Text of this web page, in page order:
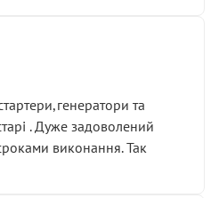
та
. Дуже задоволений
виконання. Так